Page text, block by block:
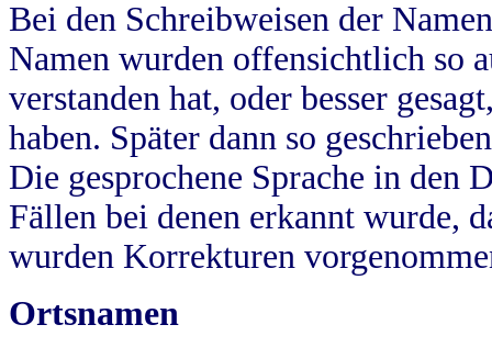
Bei den Schreibweisen der
Namen wurden offensichtlich so
verstanden hat, oder besser
haben. Später dann so
Die gesprochene Sprache in
Fällen bei denen erkannt wurde,
wurden Korrekturen
Ortsnamen